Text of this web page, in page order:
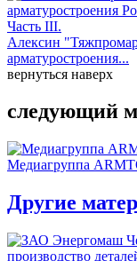
Алексин
арматуростроения...
вернуться наверх
следующий
Медиагруппа
Другие